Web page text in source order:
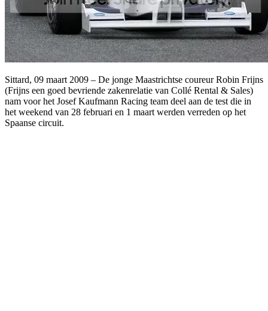
Sittard, 09 maart 2009 – De jonge Maastrichtse coureur Robin Frijns
(Frijns een goed bevriende zakenrelatie van Collé Rental & Sales)
nam voor het Josef Kaufmann Racing team deel aan de test die in
het weekend van 28 februari en 1 maart werden verreden op het
Spaanse circuit.